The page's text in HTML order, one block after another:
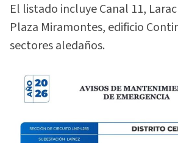
El listado incluye Canal 11,
Plaza Miramontes, edificio
sectores aledaños.